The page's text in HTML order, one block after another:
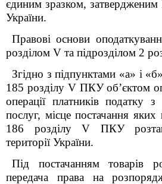
єдиним зразком, затвердженим
України.
Правові основи
розділом V та підрозділом 2
Згідно з підпунктами «а» і
185 розділу VПКУ об’єктом
операції платників податку з
послуг, місце постачання яких
186 розділу V ПКУ
території України.
Під постачанням товарів
передача права на